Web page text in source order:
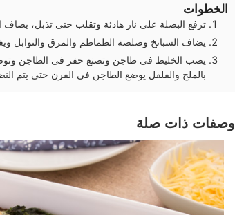
الخطوات
ترفع البصلة على نار هادئة وتقلب حتى تذبل، يضاف الثوم
يضاف السبانخ وصلصة الطماطم والمرق والتوابل
يصب الخليط فى طاجن وتصنع حفر فى الطاجن
بالملح والفلفل يوضع الطاجن فى الفرن حتى يتم
وصفات ذات صلة